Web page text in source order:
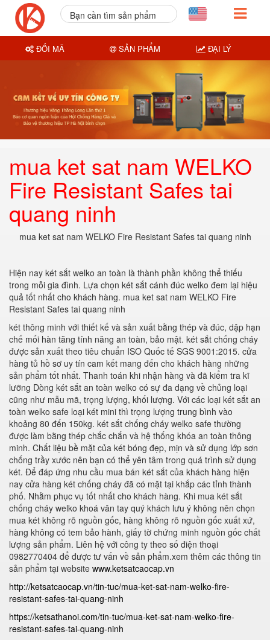
mua ket sat nam WELKO
Fire Resistant Safes tai
quang ninh
mua ket sat nam WELKO Fire Resistant Safes tai quang ninh
Hiện nay két sắt welko an toàn là thành phần không thể thiếu
trong mỗi gia đình. Lựa chọn két sắt cánh đúc welko đem lại hiệu
quả tốt nhất cho khách hàng. mua ket sat nam WELKO Fire
Resistant Safes tai quang ninh
két thông minh với thiết kế và sản xuất bằng thép và đúc, dập hạn
chế mối hàn tăng tính năng an toàn, bảo mật. két sắt chống cháy
được sản xuất theo tiêu chuẩn ISO Quốc tế SGS 9001:2015. cửa
hàng tủ hồ sơ uy tín cam kết mang đến cho khách hàng những
sản phẩm tốt nhất. Thanh toán khi nhận hàng và đã kiểm tra kĩ
lưỡng Dòng két sắt an toàn welko có sự đa dạng về chủng loại
cũng như mẫu mã, trọng lượng, khối lượng. Với các loại két sắt an
toàn welko safe loại két mini thì trọng lượng trung bình vào
khoảng 80 đến 150kg. két sắt chống cháy welko safe thường
được làm bằng thép chắc chắn và hệ thống khóa an toàn thông
minh. Chất liệu bề mặt của két bóng đẹp, mịn và sử dụng lớp sơn
chống trầy xước nên bạn có thể yên tâm trong quá trình sử dụng
két. Để đáp ứng nhu cầu mua bán két sắt của khách hàng hiện
nay cửa hàng két chống cháy đã có mặt tại khắp các tỉnh thành
phố. Nhằm phục vụ tốt nhất cho khách hàng. Khi mua két sắt
chống cháy welko khoá vân tay quý khách lưu ý không nên chọn
mua két không rõ nguồn gốc, hàng không rõ nguồn gốc xuất xứ,
hàng không có tem bảo hành, giấy tờ chứng minh nguồn gốc chất
lượng sản phẩm. Liên hệ với công ty theo số điện thoại
0982770404 để được tư vấn về sản phẩm.xem thêm các thông tin
sản phẩm tại website www.ketsatcaocap.vn
http://ketsatcaocap.vn/tin-tuc/mua-ket-sat-nam-welko-fire-
resistant-safes-tai-quang-ninh
https://ketsathanoi.com/tin-tuc/mua-ket-sat-nam-welko-fire-
resistant-safes-tai-quang-ninh
Bạn cần tìm sản phẩm
ĐỔI MÃ SẢN PHẨM ĐẠI LÝ